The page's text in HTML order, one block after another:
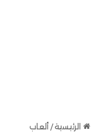
الرئيسية/ ألعاب